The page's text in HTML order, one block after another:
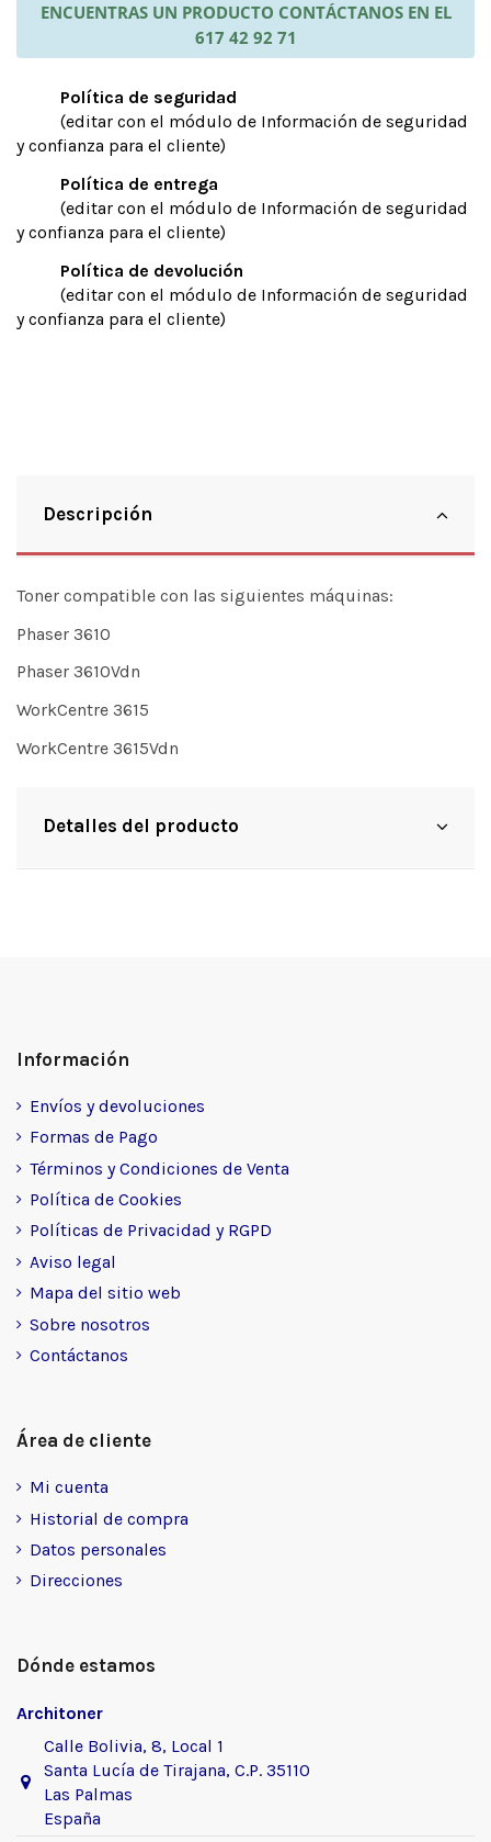
ENCUENTRAS UN PRODUCTO CONTÁCTANOS EN EL
617 42 92 71
Política de seguridad
(editar con el módulo de Información de seguridad
y confianza para el cliente)
Política de entrega
(editar con el módulo de Información de seguridad
y confianza para el cliente)
Política de devolución
(editar con el módulo de Información de seguridad
y confianza para el cliente)
Descripción
Toner compatible con las siguientes máquinas:
Phaser 3610
Phaser 3610Vdn
WorkCentre 3615
WorkCentre 3615Vdn
Detalles del producto
Información
Envíos y devoluciones
Formas de Pago
Términos y Condiciones de Venta
Política de Cookies
Políticas de Privacidad y RGPD
Aviso legal
Mapa del sitio web
Sobre nosotros
Contáctanos
Área de cliente
Mi cuenta
Historial de compra
Datos personales
Direcciones
Dónde estamos
Architoner
Calle Bolivia, 8, Local 1
Santa Lucía de Tirajana, C.P. 35110
Las Palmas
España